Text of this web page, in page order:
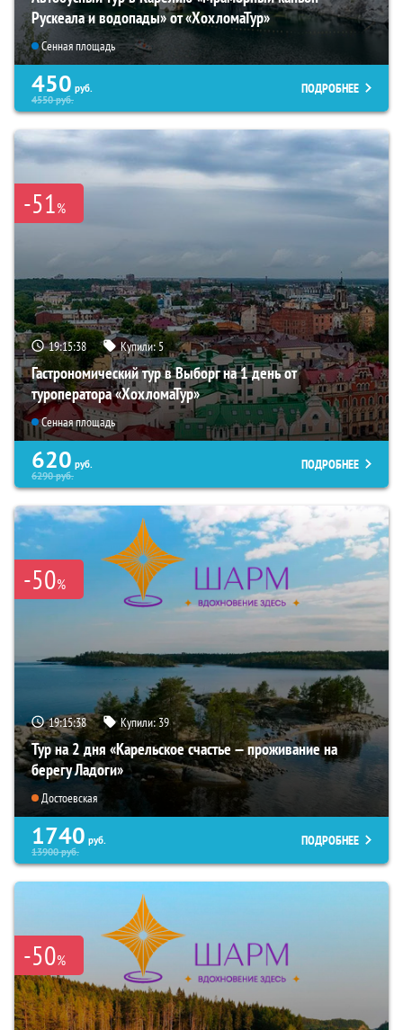
Рускеала и водопады» от «ХохломаТур»
Сенная площадь
450 руб.
4550руб.
ПОДРОБНЕЕ
-51%
19:15:37 Купили:5
Гастрономический тур в Выборг на 1 день от
туроператора «ХохломаТур»
Сенная площадь
620 руб.
6290руб.
ПОДРОБНЕЕ
-50%
19:15:37 Купили:39
Тур на 2 дня «Карельское счастье — проживание на
берегу Ладоги»
Достоевская
1740 руб.
13900руб.
ПОДРОБНЕЕ
-50%